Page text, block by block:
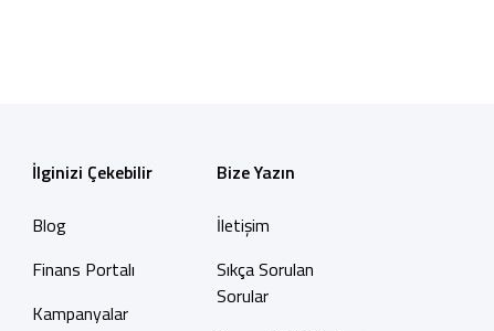
İlginizi Çekebilir
Blog
Finans Portalı
Kampanyalar
Bize Yazın
İletişim
Sıkça Sorulan
Sorular